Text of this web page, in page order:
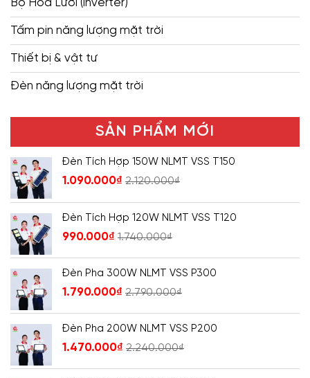
Tấm pin năng lượng mặt trời
Thiết bị & vật tư
Đèn năng lượng mặt trời
SẢN PHẨM MỚI
Đèn Tích Hợp 150W NLMT VSS T150
1.090.000₫ 2.120.000₫
Đèn Tích Hợp 120W NLMT VSS T120
990.000₫ 1.740.000₫
Đèn Pha 300W NLMT VSS P300
1.790.000₫ 2.790.000₫
Đèn Pha 200W NLMT VSS P200
1.470.000₫ 2.240.000₫